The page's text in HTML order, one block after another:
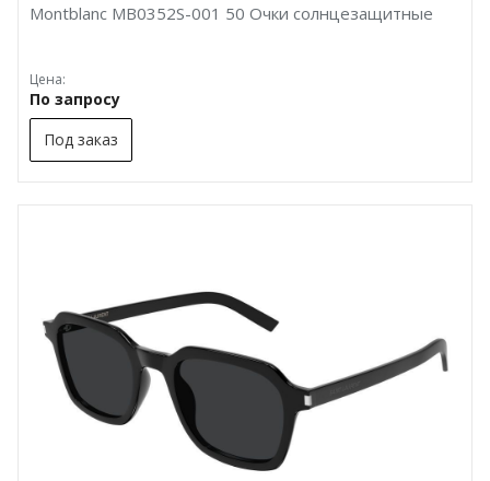
Montblanc MB0352S-001 50 Очки солнцезащитные
Цена:
По запросу
Под заказ